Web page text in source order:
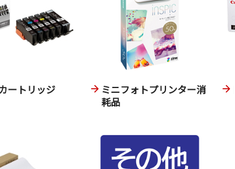
ートリッジ
ミニフォトプリンター消
耗品